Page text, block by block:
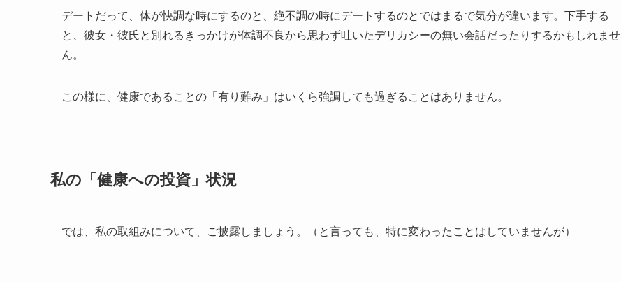
デートだって、体が快調な時にするのと、絶不調の時にデートするのとではまるで気分が違います。下手する
と、彼女・彼氏と別れるきっかけが体調不良から思わず吐いたデリカシーの無い会話だったりするかもしれませ
ん。
この様に、健康であることの「有り難み」はいくら強調しても過ぎることはありません。
私の「健康への投資」状況
では、私の取組みについて、ご披露しましょう。（と言っても、特に変わったことはしていませんが）